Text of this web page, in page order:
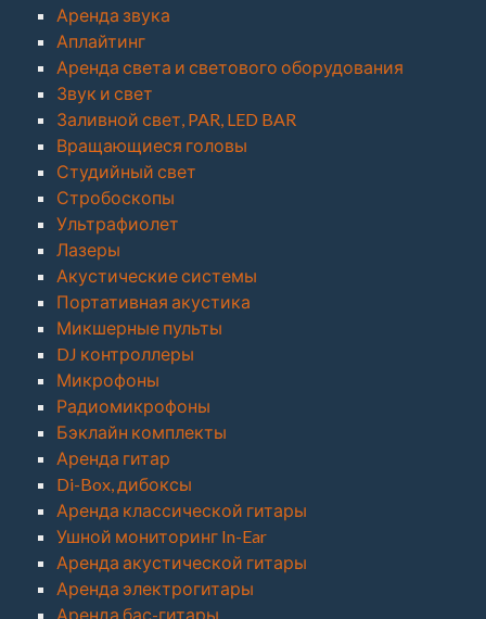
Аренда звука
Аплайтинг
Аренда света и светового оборудования
Звук и свет
Заливной свет, PAR, LED BAR
Вращающиеся головы
Студийный свет
Стробоскопы
Ультрафиолет
Лазеры
Акустические системы
Портативная акустика
Микшерные пульты
DJ контроллеры
Микрофоны
Радиомикрофоны
Бэклайн комплекты
Аренда гитар
Di-Box, дибоксы
Аренда классической гитары
Ушной мониторинг In-Ear
Аренда акустической гитары
Аренда электрогитары
Аренда бас-гитары